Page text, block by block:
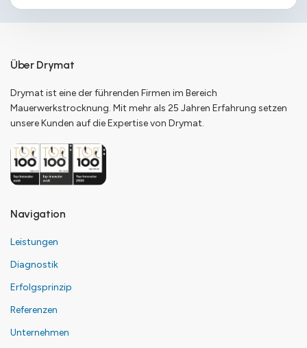
Über Drymat
Drymat ist eine der führenden Firmen im Bereich
Mauerwerkstrocknung. Mit mehr als 25 Jahren Erfahrung setzen
unsere Kunden auf die Expertise von Drymat.
Navigation
Leistungen
Diagnostik
Erfolgsprinzip
Referenzen
Unternehmen